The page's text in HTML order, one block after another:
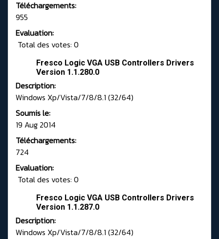
Téléchargements:
955
Evaluation:
Total des votes: 0
Fresco Logic VGA USB Controllers Drivers
Version 1.1.280.0
Description:
Windows Xp/Vista/7/8/8.1 (32/64)
Soumis le:
19 Aug 2014
Téléchargements:
724
Evaluation:
Total des votes: 0
Fresco Logic VGA USB Controllers Drivers
Version 1.1.287.0
Description:
Windows Xp/Vista/7/8/8.1 (32/64)